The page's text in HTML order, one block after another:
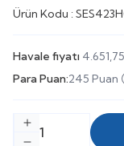
Ürün Kodu :
Havale fiyatı 4.651,75
Para Puan:245 Puan